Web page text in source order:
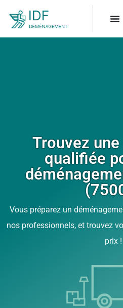
Trouvez
qualifiée
Vous préparez un
nos professionnels, et trouvez
prix !